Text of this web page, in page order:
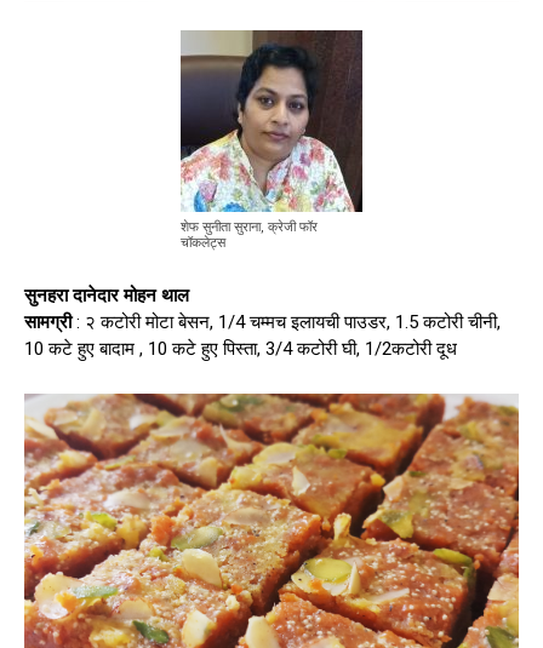
शेफ सुनीता सुराना, क्रेजी फॉर
चॉकलेट्स
सुनहरा दानेदार मोहन थाल
सामग्री: २ कटोरी मोटा बेसन, 1/4 चम्मच इलायची पाउडर, 1.5 कटोरी चीनी,
10 कटे हुए बादाम , 10 कटे हुए पिस्ता, 3/4 कटोरी घी, 1/2कटोरी दूध